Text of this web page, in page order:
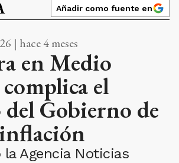
Añadir como fuente en
| hace 4 meses
en Medio
el
Gobierno de
la Agencia Noticias